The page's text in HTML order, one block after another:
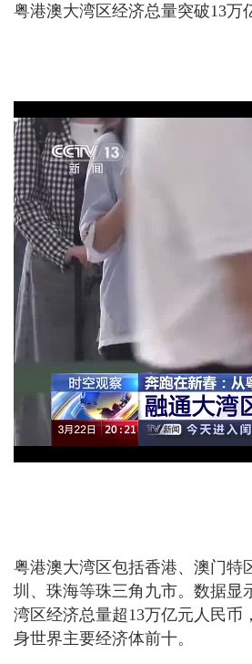
粤港澳大湾区经济总量突破13万
粤港澳大湾区包括香港、澳门特
圳、珠海等珠三角九市。数据显
湾区经济总量超13万亿元人民币
身世界主要经济体前十。